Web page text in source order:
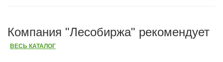
Компания "Лесобиржа" рекомендует
ВЕСЬ КАТАЛОГ